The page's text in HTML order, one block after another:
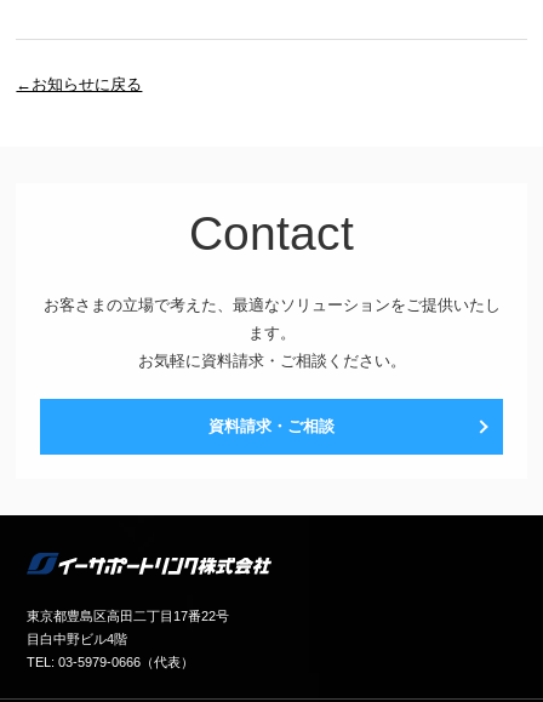
←お知らせに戻る
Contact
お客さまの立場で考えた、最適なソリューションをご提供いたし
ます。
お気軽に資料請求・ご相談ください。
資料請求・ご相談
東京都豊島区高田二丁目17番22号
目白中野ビル4階
TEL: 03-5979-0666（代表）